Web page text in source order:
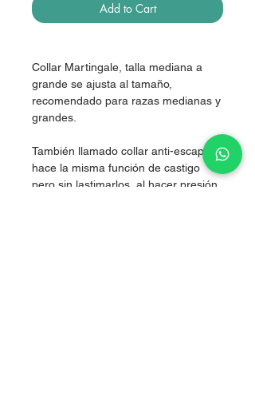
Add to Cart
Collar Martingale, talla mediana a
grande se ajusta al tamaño,
recomendado para razas medianas y
grandes.
También llamado collar anti-escape,
hace la misma función de castigo
pero sin lastimarlos, al hacer presión